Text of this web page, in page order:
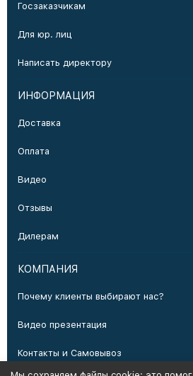
Госзаказчикам
Для юр. лиц
Написать директору
ИНФОРМАЦИЯ
Доставка
Оплата
Видео
Отзывы
Дилерам
КОМПАНИЯ
Почему клиенты выбирают нас?
Видео презентация
Контакты и Самовывоз